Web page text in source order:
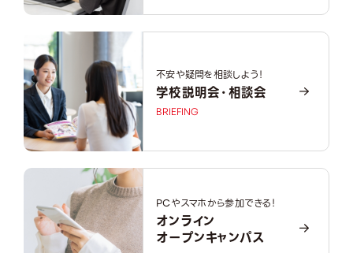
不安や疑問を相談しよう！
学校説明会・相談会
BRIEFING
PCやスマホから参加できる！
オンライン
オープンキャンパス